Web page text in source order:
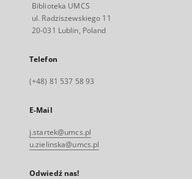
Biblioteka UMCS
ul. Radziszewskiego 11
20-031 Lublin, Poland
Telefon
(+48) 81 537 58 93
E-Mail
j.startek@umcs.pl
u.zielinska@umcs.pl
Odwiedź nas!